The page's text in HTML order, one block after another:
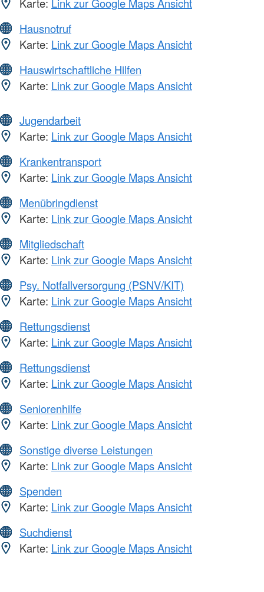
Karte: Link zur Google Maps Ansicht
Hausnotruf
Karte: Link zur Google Maps Ansicht
Hauswirtschaftliche Hilfen
Karte: Link zur Google Maps Ansicht
Jugendarbeit
Karte: Link zur Google Maps Ansicht
Krankentransport
Karte: Link zur Google Maps Ansicht
Menübringdienst
Karte: Link zur Google Maps Ansicht
Mitgliedschaft
Karte: Link zur Google Maps Ansicht
Psy. Notfallversorgung (PSNV/KIT)
Karte: Link zur Google Maps Ansicht
Rettungsdienst
Karte: Link zur Google Maps Ansicht
Rettungsdienst
Karte: Link zur Google Maps Ansicht
Seniorenhilfe
Karte: Link zur Google Maps Ansicht
Sonstige diverse Leistungen
Karte: Link zur Google Maps Ansicht
Spenden
Karte: Link zur Google Maps Ansicht
Suchdienst
Karte: Link zur Google Maps Ansicht